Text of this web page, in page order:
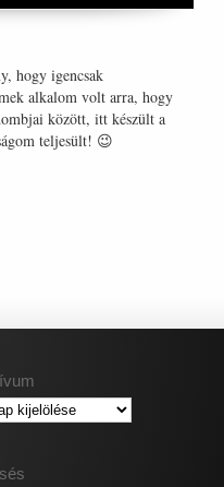
hogy igencsak
alkalom volt arra, hogy
között, itt készült a
teljesült! 😉